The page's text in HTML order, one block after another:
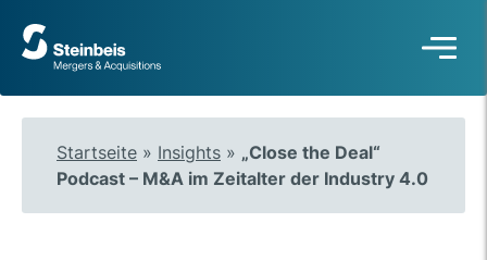
Zur
Startseite
Startseite » Insights » „Close the Deal“
Podcast – M&A im Zeitalter der Industry 4.0